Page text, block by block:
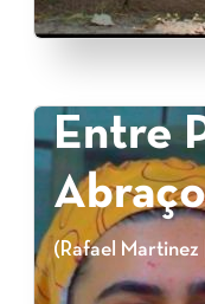
Entre
(Rafael Martinez